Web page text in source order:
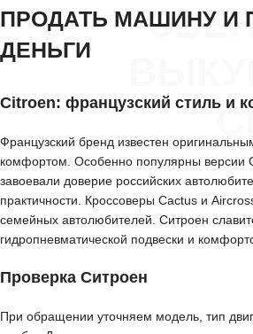
ПРОДАТЬ МАШИНУ И
ДЕНЬГИ
Citroen: французский стиль и
Французский бренд известен
комфортом. Особенно популярны версии
завоевали доверие российских
практичности. Кроссоверы Cactus и
семейных автолюбителей. Ситроен
гидропневматической подвески и
Проверка Ситроен
При обращении уточняем модель, тип